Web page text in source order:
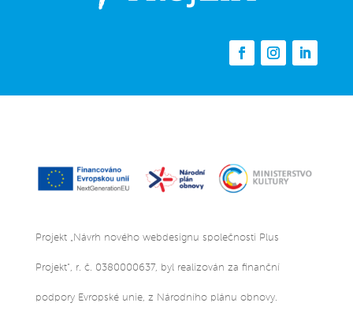
Projekt „Návrh nového webdesignu společnosti Plus
Projekt“, r. č. 0380000637, byl realizován za finanční
podpory Evropské unie, z Národního plánu obnovy.